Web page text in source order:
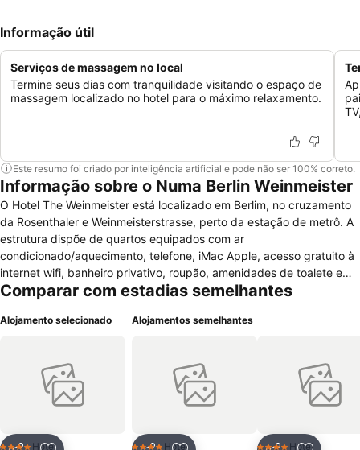
Informação útil
Serviços de massagem no local
Termine seus dias com tranquilidade visitando o espaço de
massagem localizado no hotel para o máximo relaxamento.
Este resumo foi criado por inteligência artificial e pode não ser 100% correto.
Informação sobre o Numa Berlin Weinmeister
O Hotel The Weinmeister está localizado em Berlim, no cruzamento
da Rosenthaler e Weinmeisterstrasse, perto da estação de metrô. A
estrutura dispõe de quartos equipados com ar
condicionado/aquecimento, telefone, iMac Apple, acesso gratuito à
internet wifi, banheiro privativo, roupão, amenidades de toalete e
secador de cabelos. O hotel oferece serviços de recepção e de
necessidades especiais, quartos para não fumantes, café da manhã
beleza, pet friendly, lavanderia/engomadoria, serviço de transporte,
acesso gratuito à internet wifi disponível por todo o hotel e
estacionamento público e pago. Possui um centro de negócios com
área de lazer está à disposição do hóspede serviço de massagem,
Comparar com estadias semelhantes
Alojamento selecionado
Hotel
Alojamentos semelhantes
Hotel Hotel